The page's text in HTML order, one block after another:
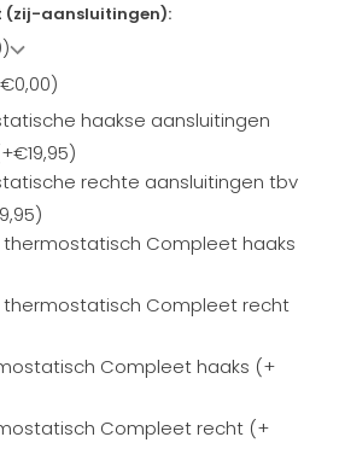
(zij-aansluitingen):
haakse aansluitingen
rechte aansluitingen tbv
Compleet haaks
thermostatisch Compleet recht
Compleet haaks (+
Compleet recht (+